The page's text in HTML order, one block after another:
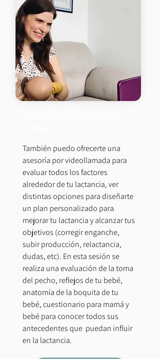
También puedo ofrecerte una
asesoría por videollamada para
evaluar todos los factores
alrededor de tu lactancia, ver
distintas opciones para diseñarte
un plan personalizado para
mejorar tu lactancia y alcanzar tus
objetivos (corregir enganche,
subir producción, relactancia,
dudas, etc). En esta sesión se
realiza una evaluación de la toma
del pecho, reflejos de tu bebé,
anatomía de la boquita de tu
bebé, cuestionario para mamá y
bebé para conocer todos sus
antecedentes que puedan influir
en la lactancia.